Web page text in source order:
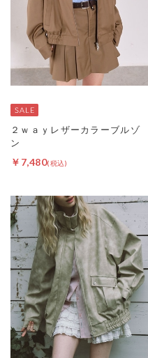
２ｗａｙレザーカラーブルゾ
ン
￥7,480